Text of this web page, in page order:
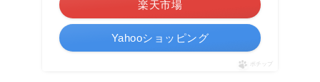
楽天市場
Yahooショッピング
ポチップ